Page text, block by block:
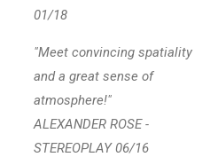
01/18
"Meet convincing spatiality
and a great sense of
atmosphere!"
ALEXANDER ROSE -
STEREOPLAY 06/16